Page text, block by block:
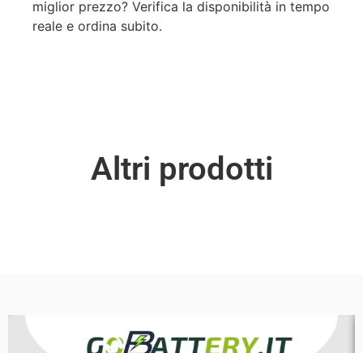
miglior prezzo? Verifica la disponibilità in tempo
reale e ordina subito.
Altri prodotti